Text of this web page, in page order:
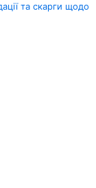
та скарги щодо